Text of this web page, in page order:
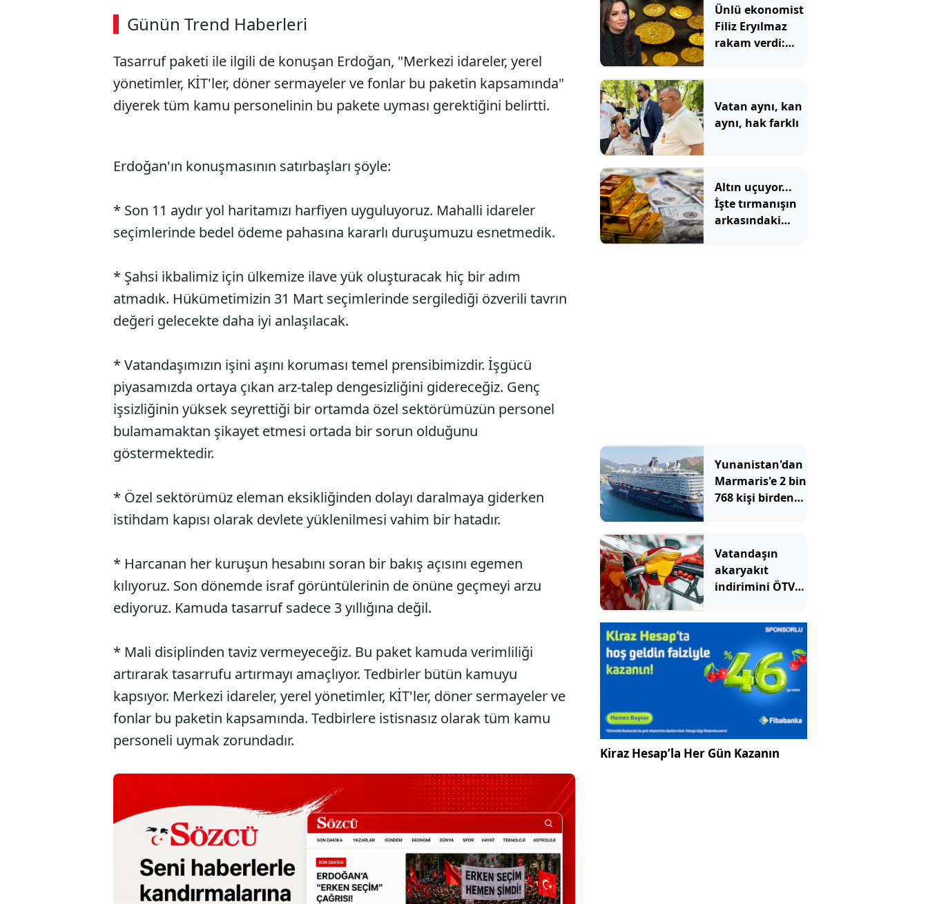
Günün Trend Haberleri
SÖZCÜ SON DAKİKA
Tasarruf paketi ile ilgili de konuşan Erdoğan, "Merkezi idareler, yerel
yönetimler, KİT'ler, döner sermayeler ve fonlar bu paketin kapsamında"
diyerek tüm kamu personelinin bu pakete uyması gerektiğini belirtti.
Erdoğan'ın konuşmasının satırbaşları şöyle:
* Son 11 aydır yol haritamızı harfiyen uyguluyoruz. Mahalli idareler
seçimlerinde bedel ödeme pahasına kararlı duruşumuzu esnetmedik.
* Şahsi ikbalimiz için ülkemize ilave yük oluşturacak hiç bir adım
atmadık. Hükümetimizin 31 Mart seçimlerinde sergilediği özverili tavrın
değeri gelecekte daha iyi anlaşılacak.
* Vatandaşımızın işini aşını koruması temel prensibimizdir. İşgücü
piyasamızda ortaya çıkan arz-talep dengesizliğini gidereceğiz. Genç
işsizliğinin yüksek seyrettiği bir ortamda özel sektörümüzün personel
bulamamaktan şikayet etmesi ortada bir sorun olduğunu
göstermektedir.
* Özel sektörümüz eleman eksikliğinden dolayı daralmaya giderken
istihdam kapısı olarak devlete yüklenilmesi vahim bir hatadır.
* Harcanan her kuruşun hesabını soran bir bakış açısını egemen
kılıyoruz. Son dönemde israf görüntülerinin de önüne geçmeyi arzu
ediyoruz. Kamuda tasarruf sadece 3 yıllığına değil.
* Mali disiplinden taviz vermeyeceğiz. Bu paket kamuda verimliliği
artırarak tasarrufu artırmayı amaçlıyor. Tedbirler bütün kamuyu
kapsıyor. Merkezi idareler, yerel yönetimler, KİT'ler, döner sermayeler ve
fonlar bu paketin kapsamında. Tedbirlere istisnasız olarak tüm kamu
personeli uymak zorundadır.
başladı!
Ünlü ekonomist
Filiz Eryılmaz
rakam verdi:
Vatan aynı, kan
aynı, hak farklı
Altın uçuyor...
İşte tırmanışın
arkasındaki
Yunanistan'dan
Marmaris'e 2 bin
768 kişi birden
Vatandaşın
akaryakıt
indirimini ÖTV
Kiraz Hesap’la Her Gün Kazanın